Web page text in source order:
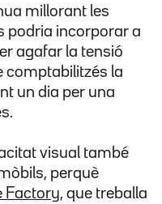
millorant les
podria incorporar a
agafar la tensió
comptabilitzés la
un dia per una
visual també
perquè
Factory, que treballa